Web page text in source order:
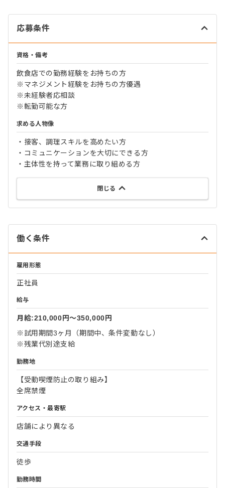
応募条件
資格・備考
飲食店での勤務経験をお持ちの方
※マネジメント経験をお持ちの方優遇
※未経験者応相談
※転勤可能な方
求める人物像
・接客、調理スキルを高めたい方
・コミュニケーションを大切にできる方
・主体性を持って業務に取り組める方
閉じる
働く条件
雇用形態
正社員
給与
月給:210,000円〜350,000円
※試用期間3ヶ月（期間中、条件変動なし）
※残業代別途支給
勤務地
【受動喫煙防止の取り組み】
全席禁煙
アクセス・最寄駅
店舗により異なる
交通手段
徒歩
勤務時間